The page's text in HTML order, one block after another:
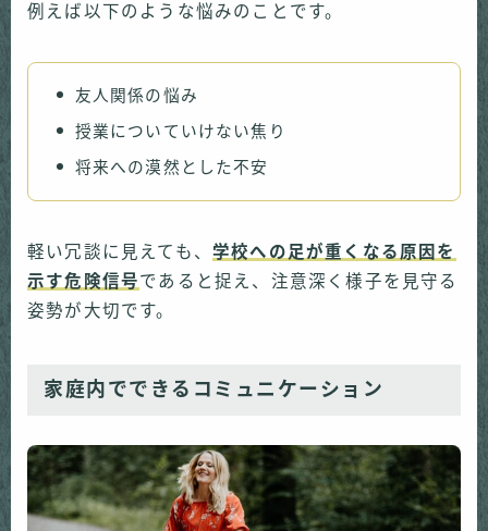
例えば以下のような悩みのことです。
友人関係の悩み
授業についていけない焦り
将来への漠然とした不安
軽い冗談に見えても、 学校への足が重くなる原因を
示す危険信号であると捉え、注意深く様子を見守る
姿勢が大切です。
家庭内でできるコミュニケーション